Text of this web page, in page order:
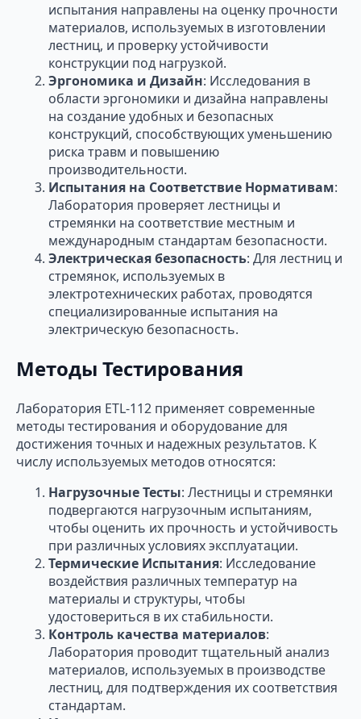
испытания направлены на оценку прочности
материалов, используемых в изготовлении
лестниц, и проверку устойчивости
конструкции под нагрузкой.
Эргономика и Дизайн: Исследования в
области эргономики и дизайна направлены
на создание удобных и безопасных
конструкций, способствующих уменьшению
риска травм и повышению
производительности.
Испытания на Соответствие Нормативам:
Лаборатория проверяет лестницы и
стремянки на соответствие местным и
международным стандартам безопасности.
Электрическая безопасность: Для лестниц и
стремянок, используемых в
электротехнических работах, проводятся
специализированные испытания на
электрическую безопасность.
Методы Тестирования
Лаборатория ETL-112 применяет современные
методы тестирования и оборудование для
достижения точных и надежных результатов. К
числу используемых методов относятся:
Нагрузочные Тесты: Лестницы и стремянки
подвергаются нагрузочным испытаниям,
чтобы оценить их прочность и устойчивость
при различных условиях эксплуатации.
Термические Испытания: Исследование
воздействия различных температур на
материалы и структуры, чтобы
удостовериться в их стабильности.
Контроль качества материалов:
Лаборатория проводит тщательный анализ
материалов, используемых в производстве
лестниц, для подтверждения их соответствия
стандартам.